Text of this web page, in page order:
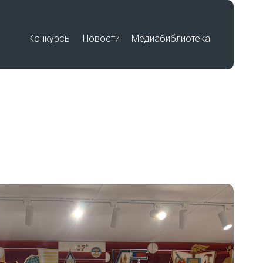
Конкурсы Новости Медиабиблиотека
Всероссийского конкурса на
лучшую выставку школьных
музеев, посвященную памятным
датам и событиям региона в годы
Великой Отечественной войны
1941-1945 гг.
Работы участников Фестиваля